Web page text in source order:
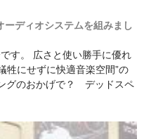
ディオシステムを組みまし
す。 広さと使い勝手に優れ
牲にせずに快適音楽空間”の
グのおかげで？ デッドスペ